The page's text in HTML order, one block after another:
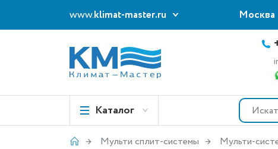
www.klimat-master.ru Москва
Каталог
Мульти сплит-системы Мульти-